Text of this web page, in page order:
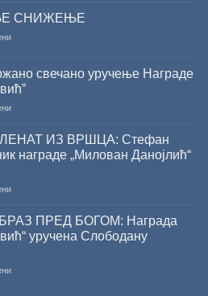
РАДОЈЧИЋ
ЖИЧКЕ
2026.
ГОДИНУ
СНИЖЕЊЕ
на
СНИЖЕЊЕ
свечано уручење Награде
на
Сали
одржано
уручење
„Стеван
Раичковић”
ИЗ ВРШЦА: Стефан
награде „Милован Данојлић“
на
ТАЛЕНАТ
ИЗ
ВРШЦА:
Кирилов
ПРЕД БОГОМ: Награда
уручена Слободану
на